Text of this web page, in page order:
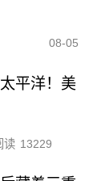
08-05
平洋！美
读 13229